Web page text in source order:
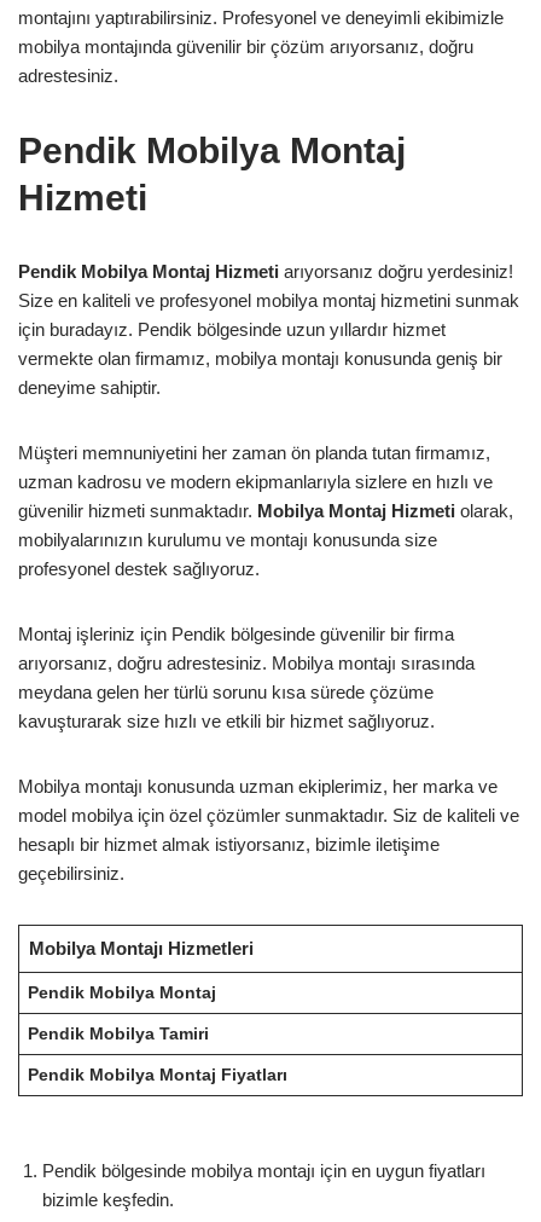
montajını yaptırabilirsiniz. Profesyonel ve deneyimli ekibimizle
mobilya montajında güvenilir bir çözüm arıyorsanız, doğru
adrestesiniz.
Pendik Mobilya Montaj
Hizmeti
Pendik Mobilya Montaj Hizmeti arıyorsanız doğru yerdesiniz!
Size en kaliteli ve profesyonel mobilya montaj hizmetini sunmak
için buradayız. Pendik bölgesinde uzun yıllardır hizmet
vermekte olan firmamız, mobilya montajı konusunda geniş bir
deneyime sahiptir.
Müşteri memnuniyetini her zaman ön planda tutan firmamız,
uzman kadrosu ve modern ekipmanlarıyla sizlere en hızlı ve
güvenilir hizmeti sunmaktadır. Mobilya Montaj Hizmeti olarak,
mobilyalarınızın kurulumu ve montajı konusunda size
profesyonel destek sağlıyoruz.
Montaj işleriniz için Pendik bölgesinde güvenilir bir firma
arıyorsanız, doğru adrestesiniz. Mobilya montajı sırasında
meydana gelen her türlü sorunu kısa sürede çözüme
kavuşturarak size hızlı ve etkili bir hizmet sağlıyoruz.
Mobilya montajı konusunda uzman ekiplerimiz, her marka ve
model mobilya için özel çözümler sunmaktadır. Siz de kaliteli ve
hesaplı bir hizmet almak istiyorsanız, bizimle iletişime
geçebilirsiniz.
Mobilya Montajı Hizmetleri
Pendik Mobilya Montaj
Pendik Mobilya Tamiri
Pendik Mobilya Montaj Fiyatları
Pendik bölgesinde mobilya montajı için en uygun fiyatları
bizimle keşfedin.